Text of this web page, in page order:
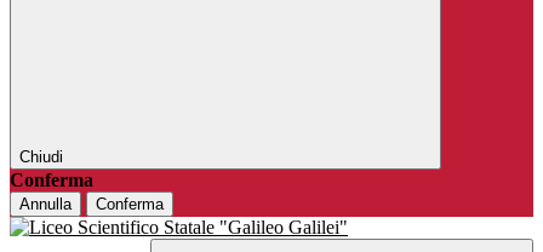
Chiudi
Conferma
Annulla Conferma